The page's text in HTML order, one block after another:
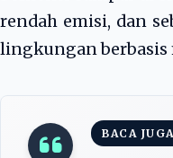
rendah emisi, dan
lingkungan berbasis
BACA JUGA